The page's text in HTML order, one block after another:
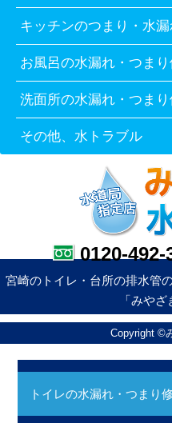
キッチンのつまり・水
お風呂の水漏れ・つま
洗面所の水漏れ・つまり
その他、水トラブル
0120-492-
宮崎のトイレ・台所の排水管
「みやざ
Copyright ©
トイレの水漏れ・つまり